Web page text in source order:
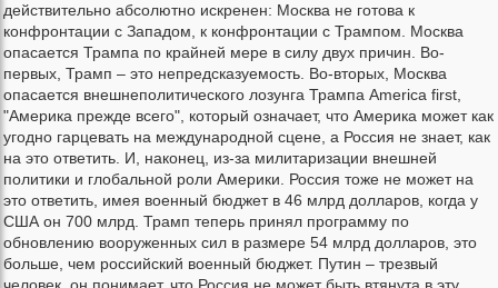
действительно абсолютно искренен: Москва не готова к
конфронтации с Западом, к конфронтации с Трампом. Москва
опасается Трампа по крайней мере в силу двух причин. Во-
первых, Трамп – это непредсказуемость. Во-вторых, Москва
опасается внешнеполитического лозунга Трампа America first,
"Америка прежде всего", который означает, что Америка может как
угодно гарцевать на международной сцене, а Россия не знает, как
на это ответить. И, наконец, из-за милитаризации внешней
политики и глобальной роли Америки. Россия тоже не может на
это ответить, имея военный бюджет в 46 млрд долларов, когда у
США он 700 млрд. Трамп теперь принял программу по
обновлению вооруженных сил в размере 54 млрд долларов, это
больше, чем российский военный бюджет. Путин – трезвый